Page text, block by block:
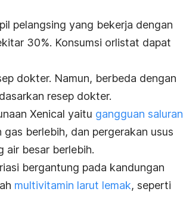
pelangsing yang bekerja dengan
30%. Konsumsi orlistat dapat
dokter. Namun, berbeda dengan
resep dokter.
Xenical yaitu gangguan saluran
berlebih, dan pergerakan usus
air besar berlebih.
bergantung pada kandungan
multivitamin larut lemak, seperti